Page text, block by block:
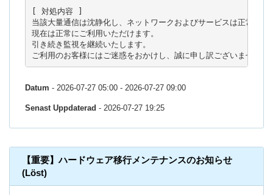
[ 対処内容 ]
当該大量通信は沈静化し、ネットワークおよびサービスは正常に復
現在は正常にご利用いただけます。
引き続き監視を継続いたします。
ご利用のお客様にはご迷惑をおかけし、誠に申し訳ございませんで
Datum - 2026-07-27 05:00 - 2026-07-27 09:00
Senast Uppdaterad - 2026-07-27 19:25
【重要】ハードウェア移行メンテナンスのお知らせ
(Löst)